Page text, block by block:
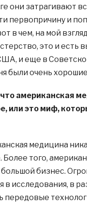
они затрагивают
первопричину и
в чем, на мой
это и есть
и еще в
были очень
американская
или это миф,
медицина
Более того,
бизнес.
в исследования, в
передовые